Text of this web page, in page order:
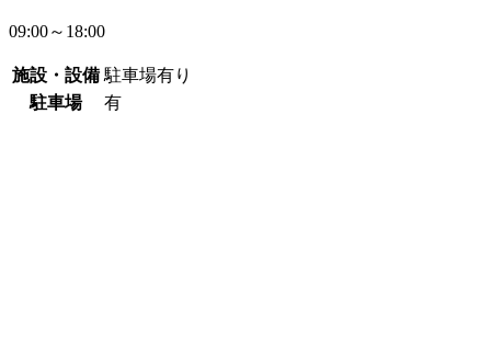
09:00～18:00
施設・設備 駐車場有り
駐車場
有